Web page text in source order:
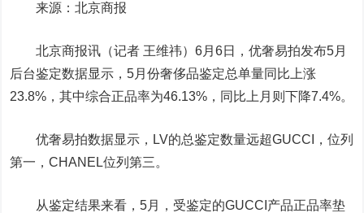
来源：北京商报
北京商报讯（记者 王维祎）6月6日，优奢易拍发布5月
后台鉴定数据显示，5月份奢侈品鉴定总单量同比上涨
23.8%，其中综合正品率为46.13%，同比上月则下降7.4%。
优奢易拍数据显示，LV的总鉴定数量远超GUCCI，位列
第一，CHANEL位列第三。
从鉴定结果来看，5月，受鉴定的GUCCI产品正品率垫